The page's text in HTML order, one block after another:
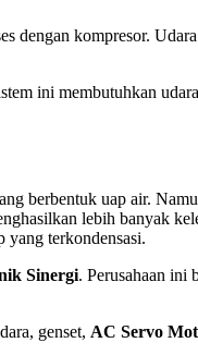
dengan kompresor.
ini membutuhkan
berbentuk uap air.
lebih banyak
yang terkondensasi.
Sinergi. Perusahaan ini
genset, AC Servo